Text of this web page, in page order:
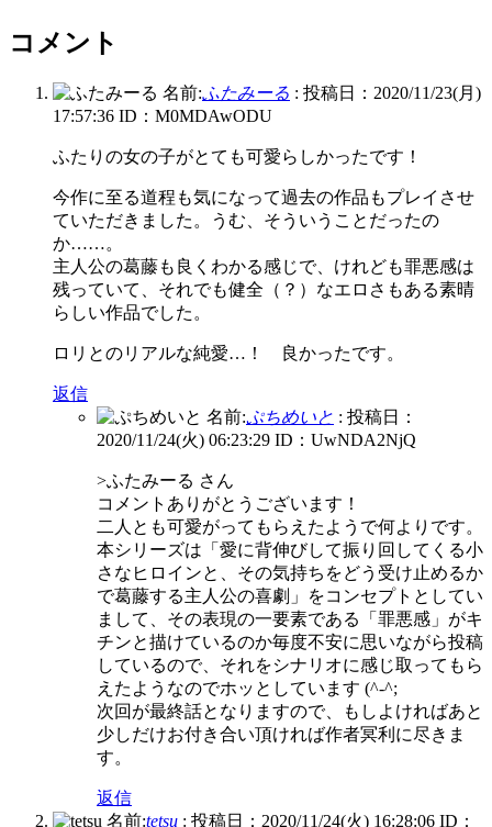
コメント
名前:ふたみーる : 投稿日：2020/11/23(月)
17:57:36 ID：M0MDAwODU
ふたりの女の子がとても可愛らしかったです！
今作に至る道程も気になって過去の作品もプレイさせ
ていただきました。うむ、そういうことだったの
か……。
主人公の葛藤も良くわかる感じで、けれども罪悪感は
残っていて、それでも健全（？）なエロさもある素晴
らしい作品でした。
ロリとのリアルな純愛…！ 良かったです。
返信
名前:ぷちめいと : 投稿日：
2020/11/24(火) 06:23:29 ID：UwNDA2NjQ
>ふたみーる さん
コメントありがとうございます！
二人とも可愛がってもらえたようで何よりです。
本シリーズは「愛に背伸びして振り回してくる小
さなヒロインと、その気持ちをどう受け止めるか
で葛藤する主人公の喜劇」をコンセプトとしてい
まして、その表現の一要素である「罪悪感」がキ
チンと描けているのか毎度不安に思いながら投稿
しているので、それをシナリオに感じ取ってもら
えたようなのでホッとしています (^-^;
次回が最終話となりますので、もしよければあと
少しだけお付き合い頂ければ作者冥利に尽きま
す。
返信
名前:tetsu : 投稿日：2020/11/24(火) 16:28:06 ID：